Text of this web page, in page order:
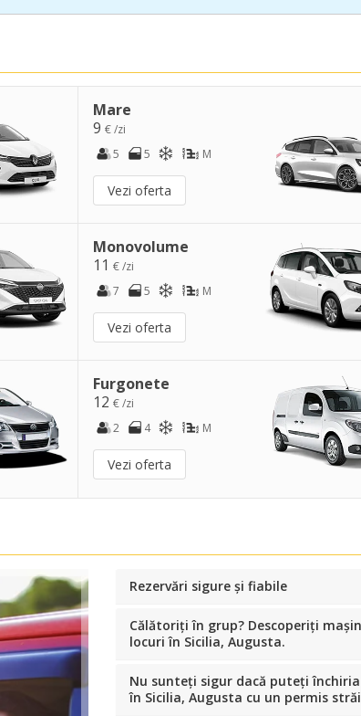
Mare
9 € /zi
5
5 M
Vezi oferta
Monovolume
11 € /zi
7
5 M
Vezi oferta
Furgonete
12 € /zi
2
4 M
Vezi oferta
Rezervări sigure și fiabile
Călătoriți în grup? Descoperiți
locuri în Sicilia, Augusta.
Nu sunteți sigur dacă puteți
în Sicilia, Augusta cu un permis